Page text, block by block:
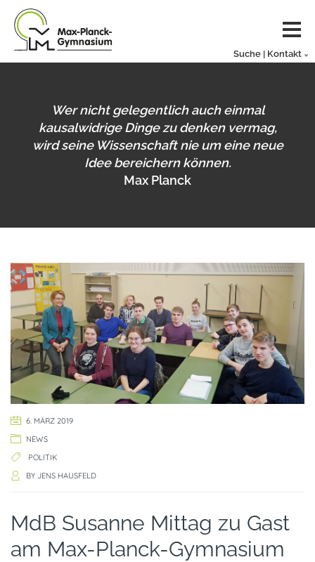
Suche | Kontakt
Wer nicht gelegentlich auch einmal
kausalwidrige Dinge zu denken vermag,
wird seine Wissenschaft nie um eine neue
Idee bereichern können.
Max Planck
6. MÄRZ 2019
NEWS
POLITIK
BY JENS HAUSFELD
MdB Susanne Mittag zu Gast
am Max-Planck-Gymnasium